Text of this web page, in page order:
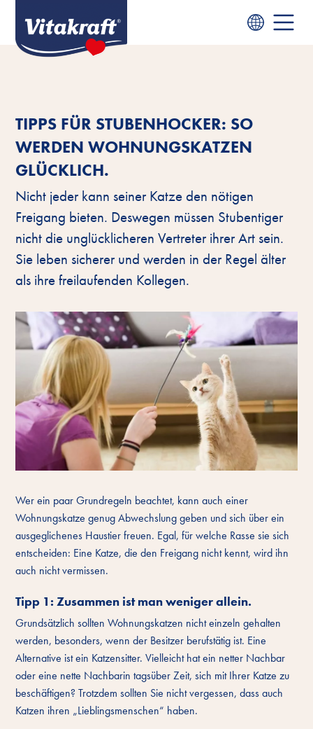
TIPPS FÜR STUBENHOCKER: SO
WERDEN WOHNUNGSKATZEN
GLÜCKLICH.
Nicht jeder kann seiner Katze den nötigen
Freigang bieten. Deswegen müssen Stubentiger
nicht die unglücklicheren Vertreter ihrer Art sein.
Sie leben sicherer und werden in der Regel älter
als ihre freilaufenden Kollegen.
Wer ein paar Grundregeln beachtet, kann auch einer
Wohnungskatze genug Abwechslung geben und sich über ein
ausgeglichenes Haustier freuen. Egal, für welche Rasse sie sich
entscheiden: Eine Katze, die den Freigang nicht kennt, wird ihn
auch nicht vermissen.
Tipp 1: Zusammen ist man weniger allein.
Grundsätzlich sollten Wohnungskatzen nicht einzeln gehalten
werden, besonders, wenn der Besitzer berufstätig ist. Eine
Alternative ist ein Katzensitter. Vielleicht hat ein netter Nachbar
oder eine nette Nachbarin tagsüber Zeit, sich mit Ihrer Katze zu
beschäftigen? Trotzdem sollten Sie nicht vergessen, dass auch
Katzen ihren „Lieblingsmenschen“ haben.